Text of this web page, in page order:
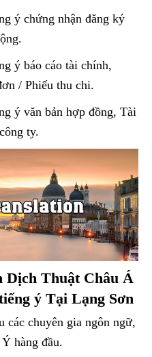
ý chứng nhận đăng ký
ý báo cáo tài chính,
/ Phiếu thu chi.
ý văn bản hợp đồng, Tài
ty.
Dịch Thuật Châu Á
ý Tại Lạng Sơn
các chuyên gia ngôn ngữ,
hàng đầu.